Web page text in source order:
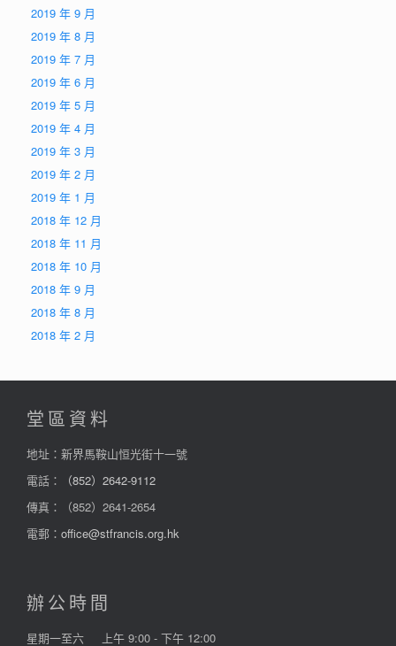
2019 年 9 月
2019 年 8 月
2019 年 7 月
2019 年 6 月
2019 年 5 月
2019 年 4 月
2019 年 3 月
2019 年 2 月
2019 年 1 月
2018 年 12 月
2018 年 11 月
2018 年 10 月
2018 年 9 月
2018 年 8 月
2018 年 2 月
堂區資料
地址：新界馬鞍山恒光街十一號
電話：
（852）2642-9112
傳真：（852）2641-2654
電郵： office@stfrancis.org.hk
辦公時間
星期一至六 上午 9:00 - 下午 12:00